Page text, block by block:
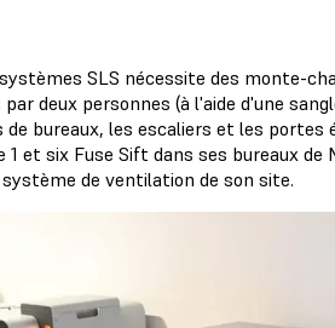
SLS nécessite des monte-
deux personnes (à l'aide d'une
bureaux, les escaliers et les portes
et six Fuse Sift dans ses bureaux
de ventilation de son site.